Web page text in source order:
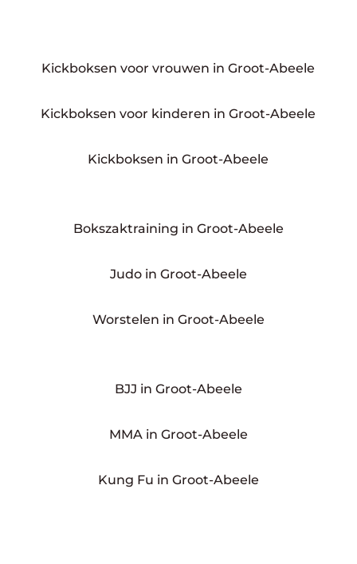
Kickboksen voor vrouwen in Groot-Abeele
Kickboksen voor kinderen in Groot-Abeele
Kickboksen in Groot-Abeele
Bokszaktraining in Groot-Abeele
Judo in Groot-Abeele
Worstelen in Groot-Abeele
BJJ in Groot-Abeele
MMA in Groot-Abeele
Kung Fu in Groot-Abeele